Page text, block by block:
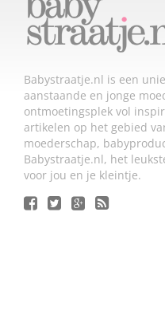
Babystraatje.nl is een
aanstaande en jonge
ontmoetingsplek vol
artikelen op het gebied
moederschap,
Babystraatje.nl, het
voor jou en je kleintje.